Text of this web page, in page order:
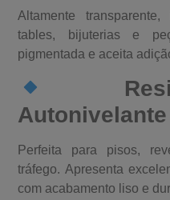
Altamente
tables, bijuterias e
pigmentada e aceita
Autonivelante
Perfeita para pisos,
tráfego. Apresenta
com acabamento liso e